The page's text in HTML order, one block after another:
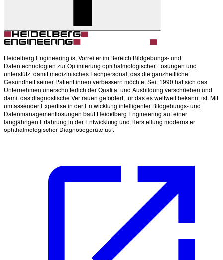
Heidelberg Engineering ist Vorreiter im Bereich Bildgebungs- und
Datentechnologien zur Optimierung ophthalmologischer Lösungen und
unterstützt damit medizinisches Fachpersonal, das die ganzheitliche
Gesundheit seiner Patient:innen verbessern möchte. Seit 1990 hat sich das
Unternehmen unerschütterlich der Qualität und Ausbildung verschrieben und
damit das diagnostische Vertrauen gefördert, für das es weltweit bekannt ist. Mit
umfassender Expertise in der Entwicklung intelligenter Bildgebungs- und
Datenmanagementlösungen baut Heidelberg Engineering auf einer
langjährigen Erfahrung in der Entwicklung und Herstellung modernster
ophthalmologischer Diagnosegeräte auf.